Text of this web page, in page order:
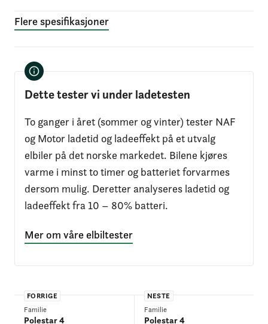
Flere spesifikasjoner
Dette tester vi under ladetesten
To ganger i året (sommer og vinter) tester NAF
og Motor ladetid og ladeeffekt på et utvalg
elbiler på det norske markedet. Bilene kjøres
varme i minst to timer og batteriet forvarmes
dersom mulig. Deretter analyseres ladetid og
ladeeffekt fra 10 – 80% batteri.
Mer om våre elbiltester
FORRIGE
Familie
Polestar 4
NESTE
Familie
Polestar 4